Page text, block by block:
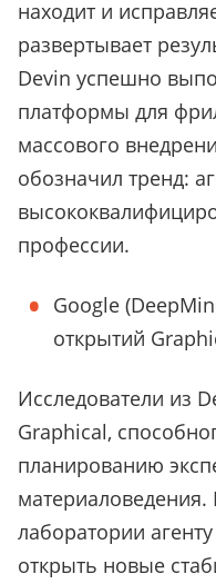
находит и
развертывает
Devin успешно
платформы для
массового
обозначил тренд:
профессии.
Google
открытий
Исследователи из
Graphical,
планированию
материаловедения.
лаборатории
открыть новые